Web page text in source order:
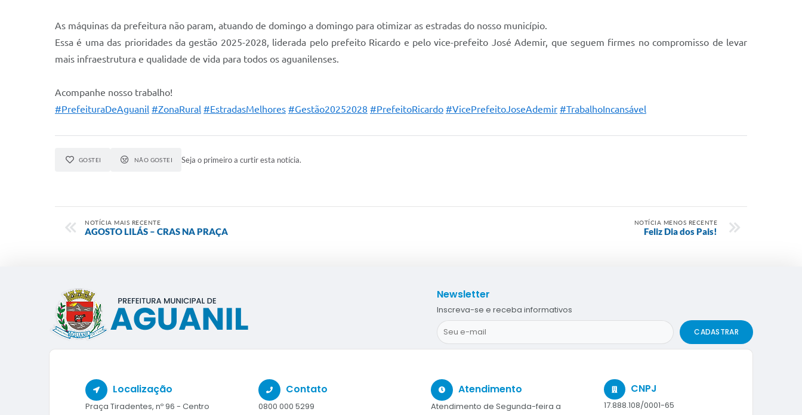
As máquinas da prefeitura não param, atuando de domingo a domingo para otimizar as estradas do nosso município.
Essa é uma das prioridades da gestão 2025-2028, liderada pelo prefeito Ricardo e pelo vice-prefeito José Ademir, que seguem firmes no compromisso de levar
mais infraestrutura e qualidade de vida para todos os aguanilenses.
Acompanhe nosso trabalho!
#PrefeituraDeAguanil #ZonaRural #EstradasMelhores #Gestão20252028 #PrefeitoRicardo #VicePrefeitoJoseAdemir #TrabalhoIncansável
GOSTEI NÃO GOSTEI Seja o primeiro a curtir esta notícia.
NOTÍCIA MAIS RECENTE
AGOSTO LILÁS – CRAS NA PRAÇA
NOTÍCIA MENOS RECENTE
Feliz Dia dos Pais!
Localização
Praça Tiradentes, nº 96 - Centro
Contato
0800 000 5299
Atendimento
Atendimento de Segunda-feira a
CNPJ
17.888.108/0001-65
Newsletter
Inscreva-se e receba informativos
CADASTRAR